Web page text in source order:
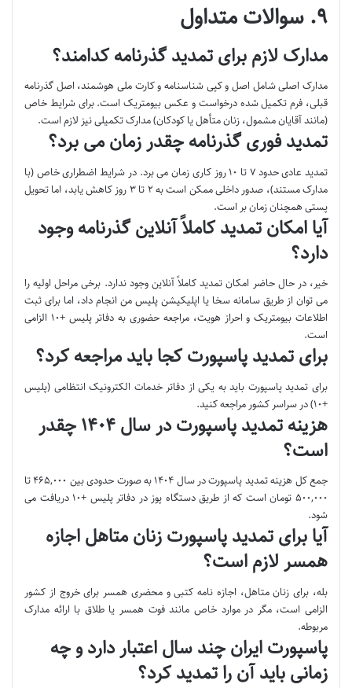
۹. سوالات متداول
مدارک لازم برای تمدید گذرنامه کدامند؟
مدارک اصلی شامل اصل و کپی شناسنامه و کارت ملی هوشمند، اصل گذرنامه
قبلی، فرم تکمیل شده درخواست و عکس بیومتریک است. برای شرایط خاص
(مانند آقایان مشمول، زنان متأهل یا کودکان) مدارک تکمیلی نیز لازم است.
تمدید فوری گذرنامه چقدر زمان می برد؟
تمدید عادی حدود ۷ تا ۱۰ روز کاری زمان می برد. در شرایط اضطراری خاص (با
مدارک مستند)، صدور داخلی ممکن است به ۲ تا ۳ روز کاهش یابد، اما تحویل
پستی همچنان زمان بر است.
آیا امکان تمدید کاملاً آنلاین گذرنامه وجود
دارد؟
خیر، در حال حاضر امکان تمدید کاملاً آنلاین وجود ندارد. برخی مراحل اولیه را
می توان از طریق سامانه سخا یا اپلیکیشن پلیس من انجام داد، اما برای ثبت
اطلاعات بیومتریک و احراز هویت، مراجعه حضوری به دفاتر پلیس +۱۰ الزامی
است.
برای تمدید پاسپورت کجا باید مراجعه کرد؟
برای تمدید پاسپورت باید به یکی از دفاتر خدمات الکترونیک انتظامی (پلیس
+۱۰) در سراسر کشور مراجعه کنید.
هزینه تمدید پاسپورت در سال ۱۴۰۴ چقدر
است؟
جمع کل هزینه تمدید پاسپورت در سال ۱۴۰۴ به صورت حدودی بین ۴۶۵,۰۰۰ تا
۵۰۰,۰۰۰ تومان است که از طریق دستگاه پوز در دفاتر پلیس +۱۰ دریافت می
شود.
آیا برای تمدید پاسپورت زنان متاهل اجازه
همسر لازم است؟
بله، برای زنان متاهل، اجازه نامه کتبی و محضری همسر برای خروج از کشور
الزامی است، مگر در موارد خاص مانند فوت همسر یا طلاق با ارائه مدارک
مربوطه.
پاسپورت ایران چند سال اعتبار دارد و چه
زمانی باید آن را تمدید کرد؟